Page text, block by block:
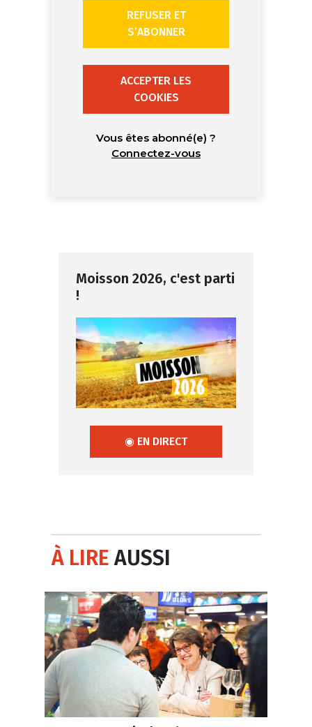
REFUSER ET
S’ABONNER
ACCEPTER LES
COOKIES
Vous êtes abonné(e) ?
Connectez-vous
Moisson 2026, c'est parti
!
◉ EN DIRECT
À LIREAUSSI